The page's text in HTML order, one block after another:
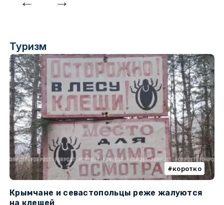
Туризм
коротко
Крымчане и севастопольцы реже жалуются
на клещей